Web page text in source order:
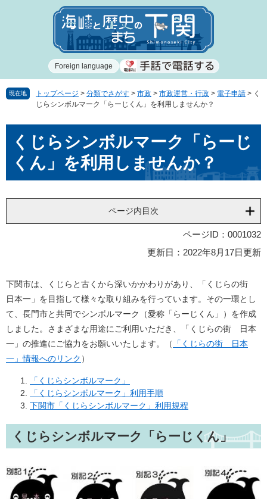
で
ば
Foreign language
現在地 トップページ > 分類でさがす > 市政 > 市政運営・行政 > 電子申請 > く
じらシンボルマーク「らーじくん」を利用しませんか？
くじらシンボルマーク「らーじ
くん」を利用しませんか？
ページ内目次
ページID：0001032
更新日：2022年8月17日更新
下関市は、くじらと古くから深いかかわりがあり、「くじらの街
日本一」を目指して様々な取り組みを行っています。その一環とし
て、長門市と共同でシンボルマーク（愛称「らーじくん」）を作成
しました。さまざまな用途にご利用いただき、「くじらの街 日本
一」の推進にご協力をお願いいたします。（
「くじらの街 日本
一」情報へのリンク ）
「くじらシンボルマーク」
「くじらシンボルマーク」利用手順
下関市「くじらシンボルマーク」利用規程
くじらシンボルマーク「らーじくん」